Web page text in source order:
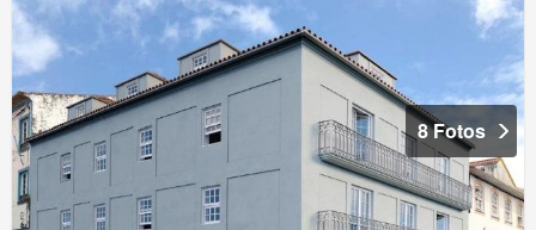
8 Fotos